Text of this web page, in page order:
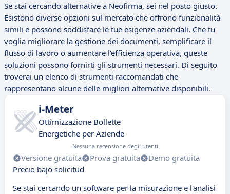
Se stai cercando alternative a Neofirma, sei nel posto giusto.
Esistono diverse opzioni sul mercato che offrono funzionalità
simili e possono soddisfare le tue esigenze aziendali. Che tu
voglia migliorare la gestione dei documenti, semplificare il
flusso di lavoro o aumentare l'efficienza operativa, queste
soluzioni possono fornirti gli strumenti necessari. Di seguito
troverai un elenco di strumenti raccomandati che
rappresentano alcune delle migliori alternative disponibili.
i-Meter
Ottimizzazione Bollette
Energetiche per Aziende
Nessuna recensione degli utenti
Versione gratuita Prova gratuita
Demo gratuita
Precio bajo solicitud
Se stai cercando un software per la misurazione e l'analisi